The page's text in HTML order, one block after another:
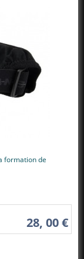
formation de
28, 00 €